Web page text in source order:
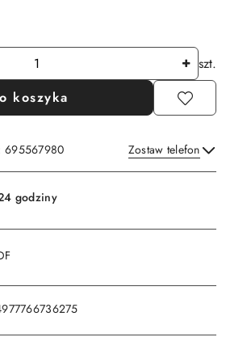
szt.
koszyka
695567980 Zostaw telefon
godziny